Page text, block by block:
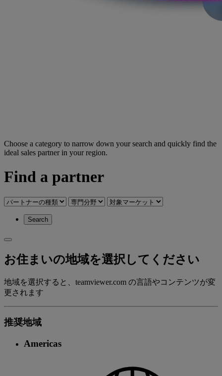
Choose a category to narrow down your search and quickly find the
ideal sales partner in your region.
Find a partner
Search
お住まいの地域を選択してください
地域を選択すると、teamviewer.com の言語やコンテンツが変
更されます
推奨地域
Americas